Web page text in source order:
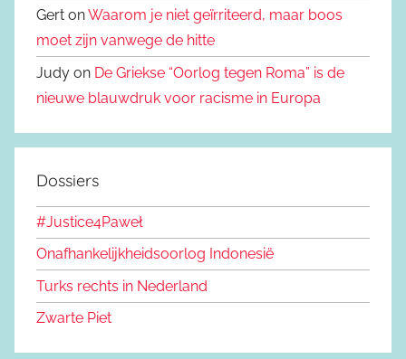
Gert onWaarom je niet geïrriteerd, maar boos
moet zijn vanwege de hitte
Judy on De Griekse “Oorlog tegen Roma” is de
nieuwe blauwdruk voor racisme in Europa
Dossiers
#Justice4Paweł
Onafhankelijkheidsoorlog Indonesië
Turks rechts in Nederland
Zwarte Piet